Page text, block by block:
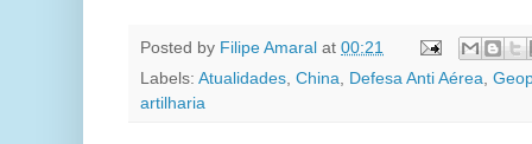
Posted by Filipe Amaral at 00:21
Labels: Atualidades, China, Defesa Anti Aérea,
artilharia